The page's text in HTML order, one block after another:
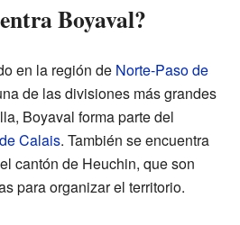
Boyaval?
en la región de Norte-Paso de
de las divisiones más grandes
Boyaval forma parte del
Calais. También se encuentra
cantón de Heuchin, que son
para organizar el territorio.